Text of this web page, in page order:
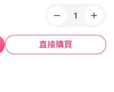
直接購買